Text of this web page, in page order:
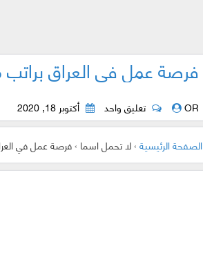
فرصة عمل في العراق
OR تعليق واحد أكتوبر 18, 2020
الصفحة الرئيسية›لا تحمل اسما›فرصة عمل في